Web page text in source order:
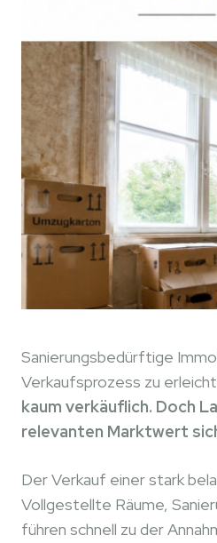
Sanierungsbedürftige
Verkaufsprozess zu
kaum verkäuflich. Doch
relevanten Marktwert
Der Verkauf einer stark
Vollgestellte Räume,
führen schnell zu der